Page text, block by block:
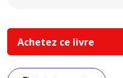
Achetez ce livre